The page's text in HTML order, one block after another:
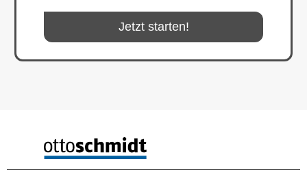
Jetzt starten!